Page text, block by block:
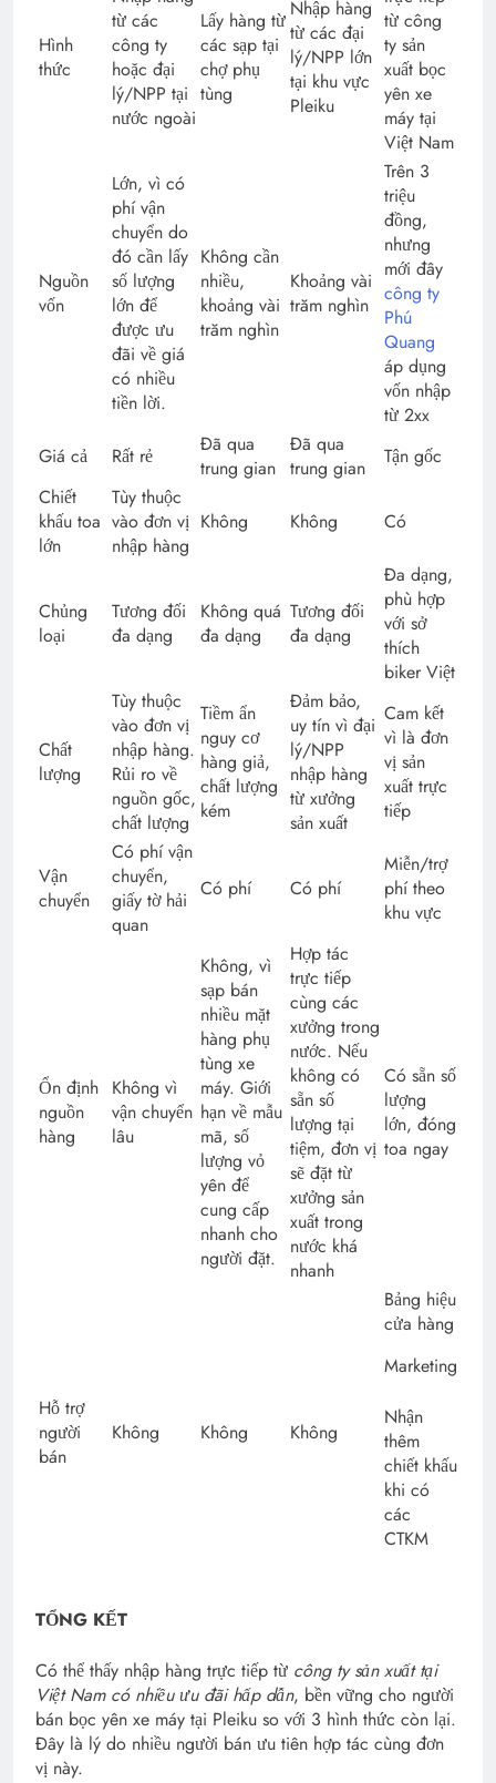
Hình
thức
từ các
công ty
hoặc đại
lý/NPP tại
nước ngoài
Lấy hàng từ
các sạp tại
chợ phụ
tùng
Nhập hàng
từ các đại
lý/NPP lớn
tại khu vực
Pleiku
từ công
ty sản
xuất bọc
yên xe
máy tại
Việt Nam
Nguồn
vốn
Lớn, vì có
phí vận
chuyển do
đó cần lấy
số lượng
lớn để
được ưu
đãi về giá
có nhiều
tiền lời.
Không cần
nhiều,
khoảng vài
trăm nghìn
Khoảng vài
trăm nghìn
Trên 3
triệu
đồng,
nhưng
mới đây
công ty
Phú
Quang
áp dụng
vốn nhập
từ 2xx
Giá cả
Rất rẻ
Đã qua
trung gian
Đã qua
trung gian
Tận gốc
Chiết
khấu toa
lớn
Tùy thuộc
vào đơn vị
nhập hàng
Không Không Có
Chủng
loại
Tương đối
đa dạng
Không quá
đa dạng
Tương đối
đa dạng
Đa dạng,
phù hợp
với sở
thích
biker Việt
Chất
lượng
Tùy thuộc
vào đơn vị
nhập hàng.
Rủi ro về
nguồn gốc,
chất lượng
Tiềm ẩn
nguy cơ
hàng giả,
chất lượng
kém
Đảm bảo,
uy tín vì đại
lý/NPP
nhập hàng
từ xưởng
sản xuất
Cam kết
vì là đơn
vị sản
xuất trực
tiếp
Vận
chuyển
Có phí vận
chuyển,
giấy tờ hải
quan
Có phí Có phí
Miễn/trợ
phí theo
khu vực
Ổn định
nguồn
hàng
Không vì
vận chuyển
lâu
Không, vì
sạp bán
nhiều mặt
hàng phụ
tùng xe
máy. Giới
hạn về mẫu
mã, số
lượng vỏ
yên để
cung cấp
nhanh cho
người đặt.
Hợp tác
trực tiếp
cùng các
xưởng trong
nước. Nếu
không có
sẵn số
lượng tại
tiệm, đơn vị
sẽ đặt từ
xưởng sản
xuất trong
nước khá
nhanh
Có sẵn số
lượng
lớn, đóng
toa ngay
Hỗ trợ
người
bán
Không Không Không
Bảng hiệu
cửa hàng
Marketing
Nhận
thêm
chiết khấu
khi có
các
CTKM
TỔNG KẾT
Có thể thấy nhập hàng trực tiếp từ công ty sản xuất tại
Việt Nam có nhiều ưu đãi hấp dẫn, bền vững cho người
bán bọc yên xe máy tại Pleiku so với 3 hình thức còn lại.
Đây là lý do nhiều người bán ưu tiên hợp tác cùng đơn
vị này.